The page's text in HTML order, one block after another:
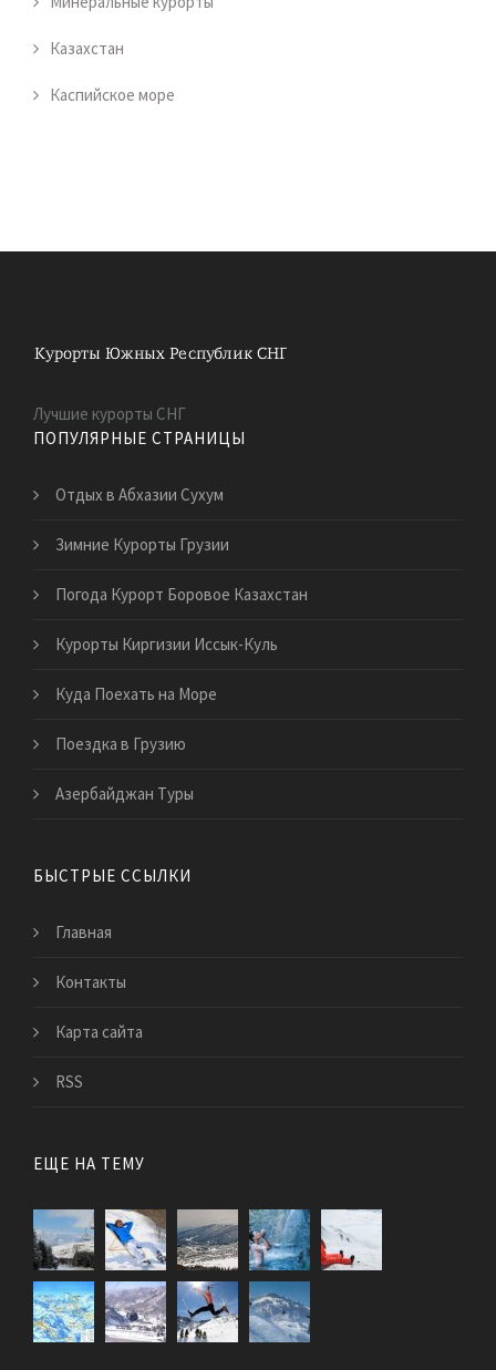
Казахстан
Каспийское море
Лучшие курорты СНГ
ПОПУЛЯРНЫЕ СТРАНИЦЫ
Отдых в Абхазии Сухум
Зимние Курорты Грузии
Погода Курорт Боровое Казахстан
Курорты Киргизии Иссык-Куль
Куда Поехать на Море
Поездка в Грузию
Азербайджан Туры
БЫСТРЫЕ ССЫЛКИ
Главная
Контакты
Карта сайта
RSS
ЕЩЕ НА ТЕМУ